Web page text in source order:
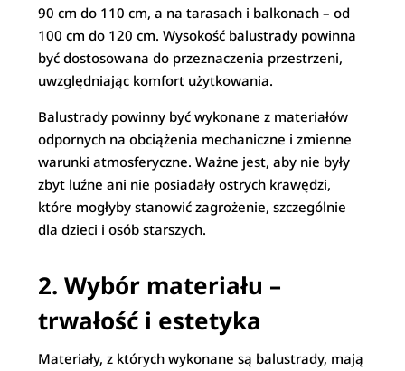
90 cm do 110 cm, a na tarasach i balkonach – od
100 cm do 120 cm. Wysokość balustrady powinna
być dostosowana do przeznaczenia przestrzeni,
uwzględniając komfort użytkowania.
Balustrady powinny być wykonane z materiałów
odpornych na obciążenia mechaniczne i zmienne
warunki atmosferyczne. Ważne jest, aby nie były
zbyt luźne ani nie posiadały ostrych krawędzi,
które mogłyby stanowić zagrożenie, szczególnie
dla dzieci i osób starszych.
2. Wybór materiału –
trwałość i estetyka
Materiały, z których wykonane są balustrady, mają